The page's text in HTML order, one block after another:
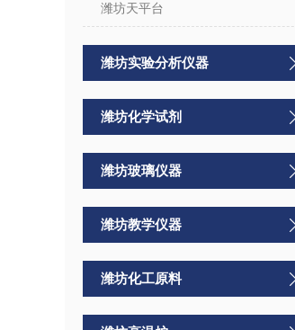
潍坊天平台
潍坊实验分析仪器
潍坊化学试剂
潍坊玻璃仪器
潍坊教学仪器
潍坊化工原料